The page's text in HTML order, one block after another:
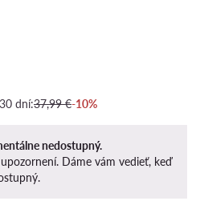
dní:37,99 €-10%
nedostupný.
Dáme vám vedieť, keď